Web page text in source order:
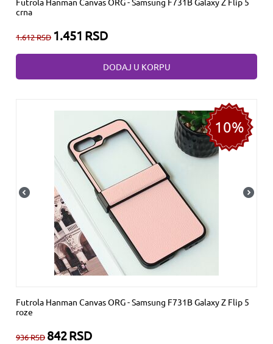
crna
1.612RSD 1.451 RSD
DODAJ U KORPU
10%
Futrola Hanman Canvas ORG - Samsung F731B Galaxy Z Flip 5
roze
936RSD 842RSD